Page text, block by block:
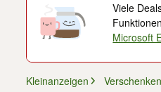
Viele
Microsoft
Kleinanzeigen